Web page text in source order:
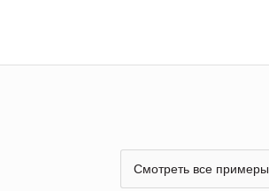
Смотреть все примеры